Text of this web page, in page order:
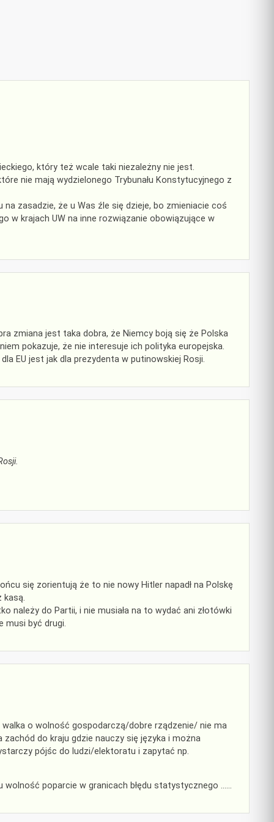
który też wcale taki niezależny nie jest.
nie mają wydzielonego Trybunału Konstytucyjnego z
zasadzie, że u Was źle się dzieje, bo zmieniacie coś
w krajach UW na inne rozwiązanie obowiązujące w
zmiana jest taka dobra, że Niemcy boją się że Polska
pokazuje, że nie interesuje ich polityka europejska.
EU jest jak dla prezydenta w putinowskiej Rosji.
się zorientują że to nie nowy Hitler napadł na Polskę
kasą.
należy do Partii, i nie musiała na to wydać ani złotówki
musi być drugi.
o wolność gospodarczą/dobre rządzenie/ nie ma
do kraju gdzie nauczy się języka i można
pójśc do ludzi/elektoratu i zapytać np.
wolność poparcie w granicach błędu statystycznego ……